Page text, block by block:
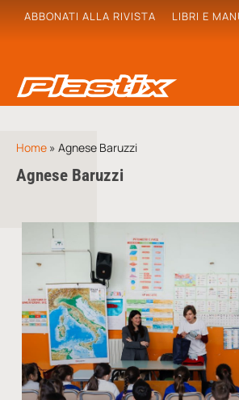
ABBONATI ALLA RIVISTA LIBRI E
Home » Agnese Baruzzi
Agnese Baruzzi